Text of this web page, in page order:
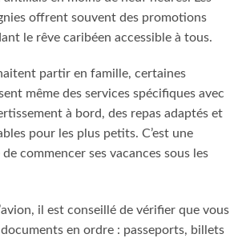
offrent souvent des promotions
le rêve caribéen accessible à tous.
partir en famille, certaines
même des services spécifiques avec
à bord, des repas adaptés et
pour les plus petits. C’est une
commencer ses vacances sous les
il est conseillé de vérifier que vous
en ordre : passeports, billets